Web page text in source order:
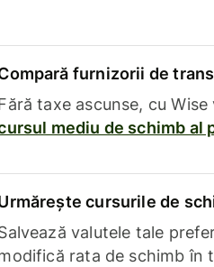
furnizorii de
taxe ascunse, cu
mediu de schimb al
cursurile de
valutele tale
rata de schimb în